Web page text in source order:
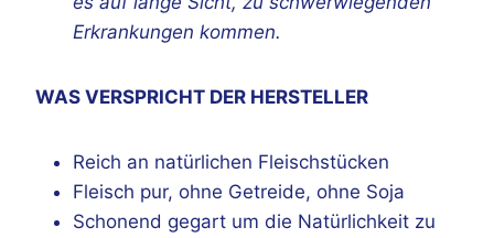
Erkrankungen kommen.
WAS VERSPRICHT DER HERSTELLER
Reich an natürlichen Fleischstücken
Fleisch pur, ohne Getreide, ohne Soja
Schonend gegart um die Natürlichkeit zu